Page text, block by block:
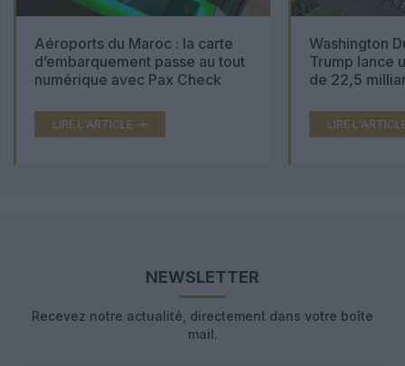
Aéroports du Maroc : la carte
d’embarquement passe au tout
numérique avec Pax Check
LIRE L'ARTICLE
Washington
Trump lance
de 22,5
LIRE
NEWSLETTER
Recevez notre actualité, directement dans votre boîte
mail.